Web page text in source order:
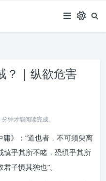
？ | 纵欲危害
钟才能阅读完成。
庸》：“道也者，不可须臾离
慎乎其所不睹，恐惧乎其所
子慎其独也”。